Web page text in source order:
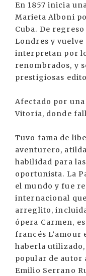
En 1857 inicia
Marieta Alboni
Cuba. De
Londres y vuelve
interpretan por
renombrados, y
prestigiosas
Afectado por
Vitoria, donde
Tuvo fama de
aventurero,
habilidad para
oportunista. La
el mundo y fue
internacional
arreglito,
ópera Carmen,
francés L’amour
haberla
popular de autor
Emilio Serrano